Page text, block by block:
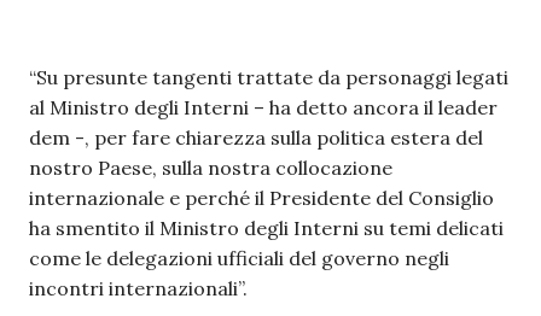
“Su presunte tangenti trattate da personaggi legati
al Ministro degli Interni – ha detto ancora il leader
dem -, per fare chiarezza sulla politica estera del
nostro Paese, sulla nostra collocazione
internazionale e perché il Presidente del Consiglio
ha smentito il Ministro degli Interni su temi delicati
come le delegazioni ufficiali del governo negli
incontri internazionali”.